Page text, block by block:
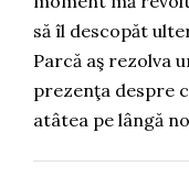
să îl descopăt
Parcă aş rezolva
prezenţa despre
atâtea pe lângă